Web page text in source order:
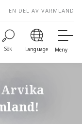
EN DEL AV VÄRMLAND
Sök Language Meny